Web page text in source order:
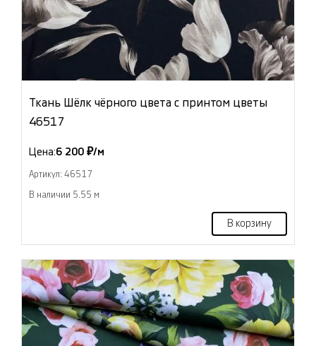
Ткань Шёлк чёрного цвета с принтом цветы
46517
Цена:6 200 ₽/м
Артикул: 46517
В наличии 5.55 м
В корзину